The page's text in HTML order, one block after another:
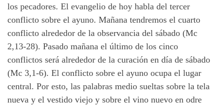
los pecadores. El evangelio de hoy habla del tercer
conflicto sobre el ayuno. Mañana tendremos el cuarto
conflicto alrededor de la observancia del sábado (Mc
2,13-28). Pasado mañana el último de los cinco
conflictos será alrededor de la curación en día de sábado
(Mc 3,1-6). El conflicto sobre el ayuno ocupa el lugar
central. Por esto, las palabras medio sueltas sobre la tela
nueva y el vestido viejo y sobre el vino nuevo en odre